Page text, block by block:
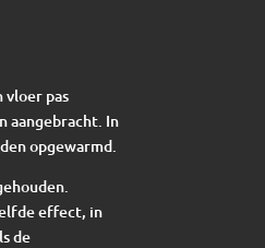
vloer pas
aangebracht. In
opgewarmd.
effect, in
de